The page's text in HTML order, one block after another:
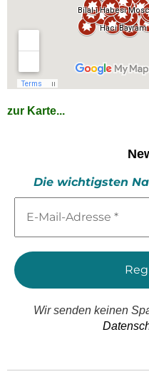
zur Karte...
Die wichtigsten
Mail-
*
Wir senden keinen